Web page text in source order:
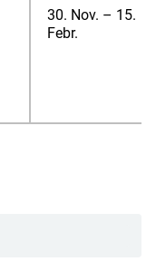
30. Nov. – 15.
Febr.